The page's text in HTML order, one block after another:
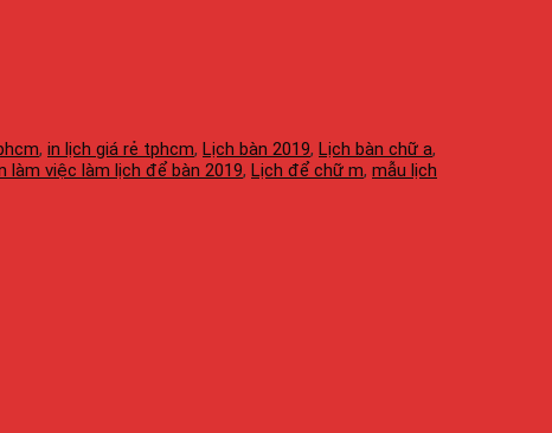
, in lịch giá rẻ tphcm, Lịch bàn 2019, Lịch bàn chữ a,
làm việc làm lịch để bàn 2019, Lịch để chữ m, mẫu lịch